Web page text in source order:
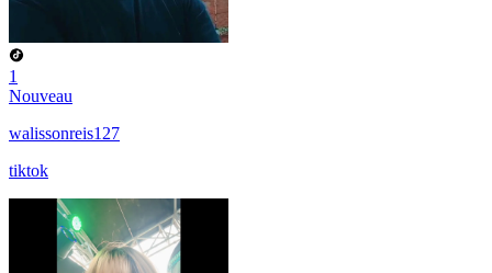
1
Nouveau
walissonreis127
tiktok